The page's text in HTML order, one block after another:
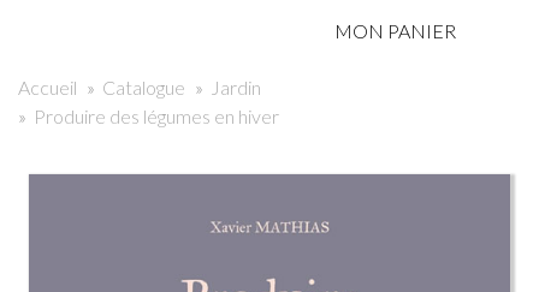
MON PANIER
Accueil » Catalogue »
Jardin
» Produire des légumes en hiver